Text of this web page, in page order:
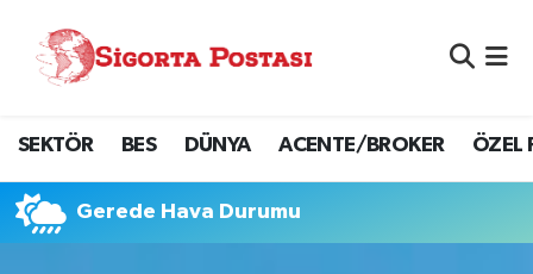
SEKTÖR BES DÜNYA ACENTE/BROKER ÖZEL
Gerede Hava Durumu
Nöbetçi Eczaneler
Hava Durumu
Namaz Vakitleri